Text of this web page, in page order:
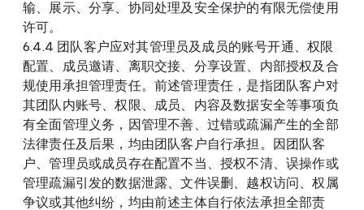
输、展示、分享、协同处理及安全保护的有限无偿使用
许可。
6.4.4 团队客户应对其管理员及成员的账号开通、权限
配置、成员邀请、离职交接、分享设置、内部授权及合
规使用承担管理责任。前述管理责任，是指团队客户对
其团队内账号、权限、成员、内容及数据安全等事项负
有全面管理义务，因管理不善、过错或疏漏产生的全部
法律责任及后果，均由团队客户自行承担。因团队客
户、管理员或成员存在配置不当、授权不清、误操作或
管理疏漏引发的数据泄露、文件误删、越权访问、权属
争议或其他纠纷，均由前述主体自行依法承担全部责